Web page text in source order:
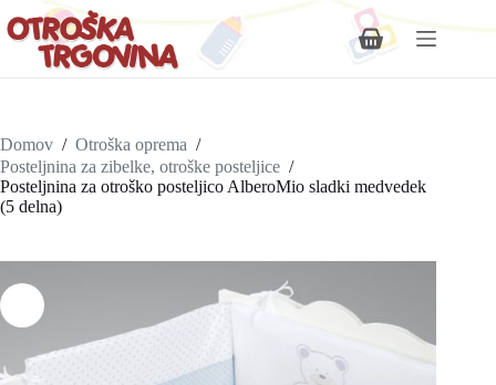
Shopping
Domov / Otroška oprema /
Posteljnina za zibelke, otroške posteljice /
Posteljnina za otroško posteljico AlberoMio sladki medvedek
(5 delna)